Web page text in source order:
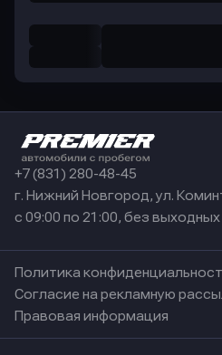
+7 (831) 280-48-45
г. Нижний Новгород, ул.
с 09:00 по 21:00, без выходных
Политика
Согласие на рекламную
Правовая информация